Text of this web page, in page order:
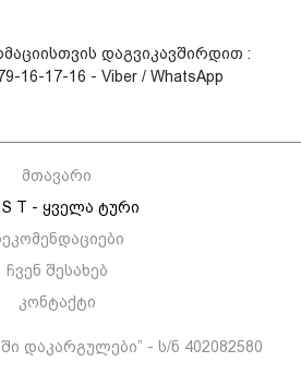
დაგვიკავშირდით :
16-17-16 - Viber / WhatsApp
მთავარი
S T - ყველა ტური
ჩვენ შესახებ
კონტაქტი
დაკარგულები” - ს/ნ 402082580